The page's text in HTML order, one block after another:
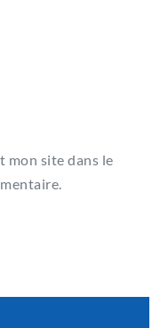
mon site dans le